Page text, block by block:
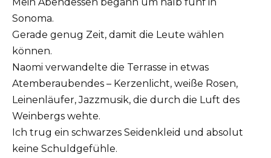
Sonoma.
Gerade genug Zeit, damit die Leute wählen
können.
Naomi verwandelte die Terrasse in etwas
Atemberaubendes – Kerzenlicht, weiße Rosen,
Leinenläufer, Jazzmusik, die durch die Luft des
Weinbergs wehte.
Ich trug ein schwarzes Seidenkleid und absolut
keine Schuldgefühle.